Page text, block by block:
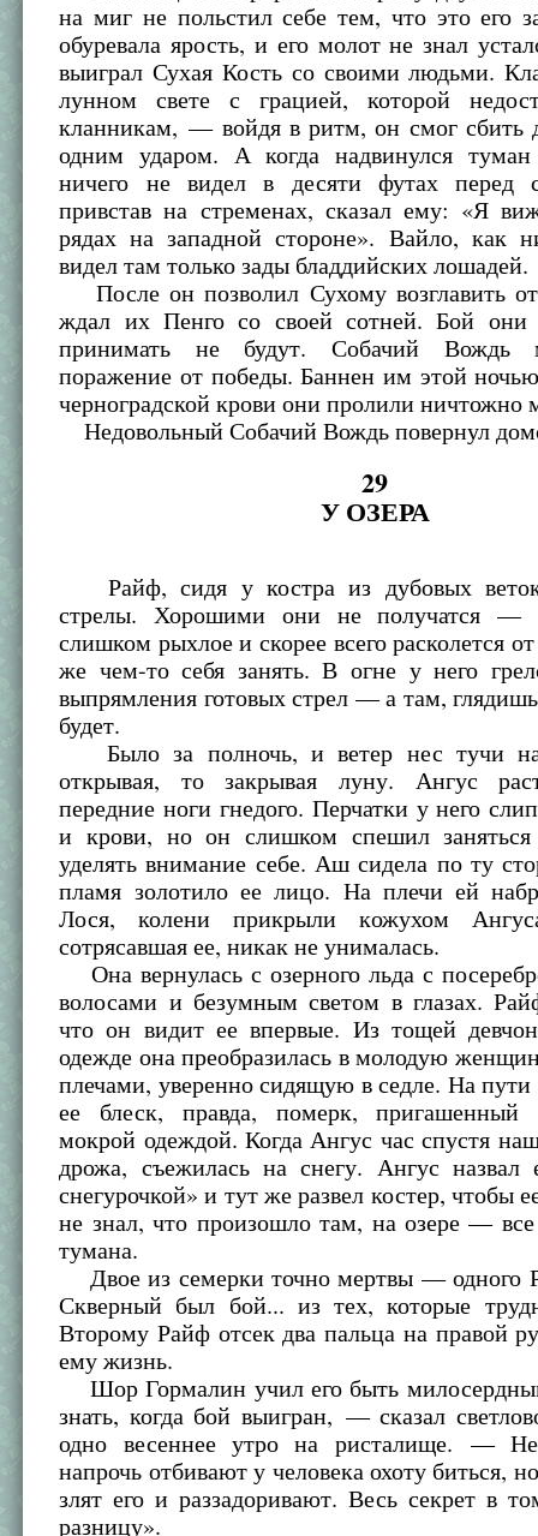
на миг не польстил себе тем, что это его
обуревала ярость, и его молот не знал
выиграл Сухая Кость со своими людьми.
лунном свете с грацией, которой
кланникам, — войдя в ритм, он смог сбить
одним ударом. А когда надвинулся
ничего не видел в десяти футах перед
привстав на стременах, сказал ему: «Я
рядах на западной стороне». Вайло, как
видел там только зады бладдийских лошадей.
После он позволил Сухому возглавить
ждал их Пенго со своей сотней. Бой
принимать не будут. Собачий Вождь
поражение от победы. Баннен им этой
черноградской крови они пролили ничтожно
Недовольный Собачий Вождь повернул
29
У ОЗЕРА
Райф, сидя у костра из дубовых
стрелы. Хорошими они не получатся —
слишком рыхлое и скорее всего расколется
же чем-то себя занять. В огне у него
выпрямления готовых стрел — а там,
будет.
Было за полночь, и ветер нес тучи
открывая, то закрывая луну. Ангус
передние ноги гнедого. Перчатки у него
и крови, но он слишком спешил
уделять внимание себе. Аш сидела по ту
пламя золотило ее лицо. На плечи ей
Лося, колени прикрыли кожухом
сотрясавшая ее, никак не унималась.
Она вернулась с озерного льда с
волосами и безумным светом в глазах.
что он видит ее впервые. Из тощей
одежде она преобразилась в молодую
плечами, уверенно сидящую в седле. На пути
ее блеск, правда, померк, пригашенный
мокрой одеждой. Когда Ангус час спустя
дрожа, съежилась на снегу. Ангус назвал
снегурочкой» и тут же развел костер, чтобы
не знал, что произошло там, на озере — все
тумана.
Двое из семерки точно мертвы — одного
Скверный был бой... из тех, которые
Второму Райф отсек два пальца на правой
ему жизнь.
Шор Гормалин учил его быть
знать, когда бой выигран, — сказал
одно весеннее утро на ристалище. —
напрочь отбивают у человека охоту биться,
злят его и раззадоривают. Весь секрет в
разницу».